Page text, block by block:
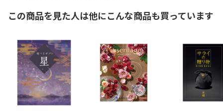
この商品を見た人は他にこんな商品も買っています